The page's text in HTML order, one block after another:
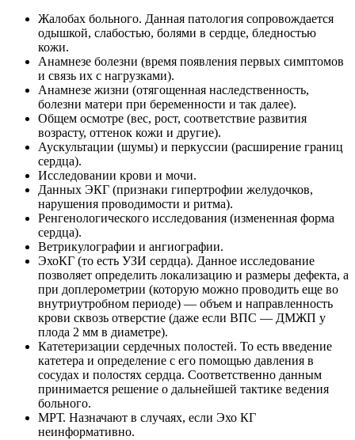
Жалобах больного. Данная патология сопровождается
одышкой, слабостью, болями в сердце, бледностью
кожи.
Анамнезе болезни (время появления первых симптомов
и связь их с нагрузками).
Анамнезе жизни (отягощенная наследственность,
болезни матери при беременности и так далее).
Общем осмотре (вес, рост, соответствие развития
возрасту, оттенок кожи и другие).
Аускультации (шумы) и перкуссии (расширение границ
сердца).
Исследовании крови и мочи.
Данных ЭКГ (признаки гипертрофии желудочков,
нарушения проводимости и ритма).
Ренгенологического исследования (измененная форма
сердца).
Ветрикулографии и ангиографии.
ЭхоКГ (то есть УЗИ сердца). Данное исследование
позволяет определить локализацию и размеры дефекта, а
при доплерометрии (которую можно проводить еще во
внутриутробном периоде) — объем и направленность
крови сквозь отверстие (даже если ВПС — ДМЖП у
плода 2 мм в диаметре).
Катетеризации сердечных полостей. То есть введение
катетера и определение с его помощью давления в
сосудах и полостях сердца. Соответственно данным
принимается решение о дальнейшей тактике ведения
больного.
МРТ. Назначают в случаях, если Эхо КГ
неинформативно.